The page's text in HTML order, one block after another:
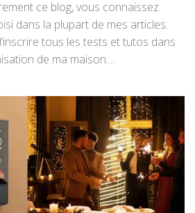
ce blog, vous connaissez
dans la plupart de mes articles.
tous les tests et tutos dans
de ma maison....